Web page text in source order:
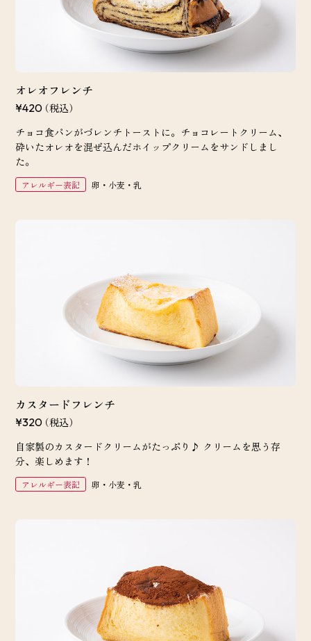
オレオフレンチ
¥420（税込）
チョコ食パンがづレンチトーストに。チョコレートクリーム、
砕いたオレオを混ぜ込んだホイップクリームをサンドしまし
た。
アレルギー表記 卵・小麦・乳
カスタードフレンチ
¥320（税込）
自家製のカスタードクリームがたっぷり♪ クリームを思う存
分、楽しめます！
アレルギー表記 卵・小麦・乳